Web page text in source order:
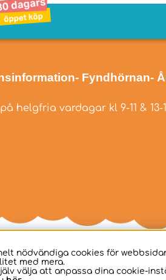
- Fyndhörnan-
helgfria vardagar kl 9-11 & 13-
nödvändiga cookies för
med mera.
välja att anpassa dina cookie-